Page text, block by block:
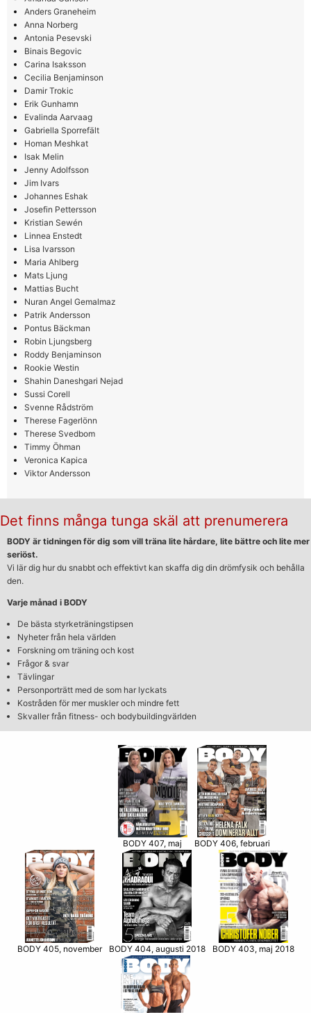
Anders Graneheim
Anna Norberg
Antonia Pesevski
Binais Begovic
Carina Isaksson
Cecilia Benjaminson
Damir Trokic
Erik Gunhamn
Evalinda Aarvaag
Gabriella Sporrefält
Homan Meshkat
Isak Melin
Jenny Adolfsson
Jim Ivars
Johannes Eshak
Josefin Pettersson
Kristian Sewén
Linnea Enstedt
Lisa Ivarsson
Maria Ahlberg
Mats Ljung
Mattias Bucht
Nuran Angel Gemalmaz
Patrik Andersson
Pontus Bäckman
Robin Ljungsberg
Roddy Benjaminson
Rookie Westin
Shahin Daneshgari Nejad
Sussi Corell
Svenne Rådström
Therese Fagerlönn
Therese Svedbom
Timmy Öhman
Veronica Kapica
Viktor Andersson
Det finns många tunga skäl att prenumerera
BODY är tidningen för dig som vill träna lite hårdare, lite bättre och lite mer
seriöst.
Vi lär dig hur du snabbt och effektivt kan skaffa dig din drömfysik och behålla
den.
Varje månad i BODY
De bästa styrketräningstipsen
Nyheter från hela världen
Forskning om träning och kost
Frågor & svar
Tävlingar
Personporträtt med de som har lyckats
Kostråden för mer muskler och mindre fett
Skvaller från fitness- och bodybuildingvärlden
BODY 407, maj BODY 406, februari
BODY 405, november BODY 404, augusti 2018 BODY 403, maj 2018